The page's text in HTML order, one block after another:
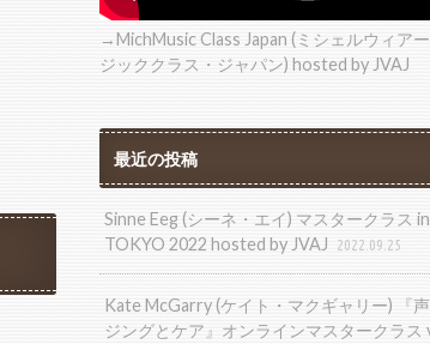
→MichMusic Class Japan (ミシェルウィア
ジッククラス・ジャパン) hosted by JVAJ
最近の投稿
Sinne Eeg (シーネ・エイ) マスタークラス in
TOKYO 2022 hosted by JVAJ
2022.09.25
Kate McGarry (ケイト・マクギャリー) 『
ジングとケア』オンラインマスタークラス